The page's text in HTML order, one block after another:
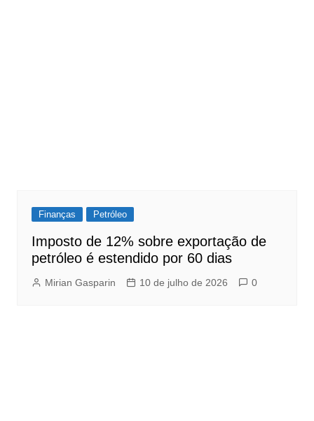
Finanças Petróleo
Imposto de 12% sobre exportação de
petróleo é estendido por 60 dias
Mirian Gasparin 10 de julho de 2026 0